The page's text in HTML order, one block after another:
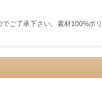
ご了承下さい。素材100%ポ